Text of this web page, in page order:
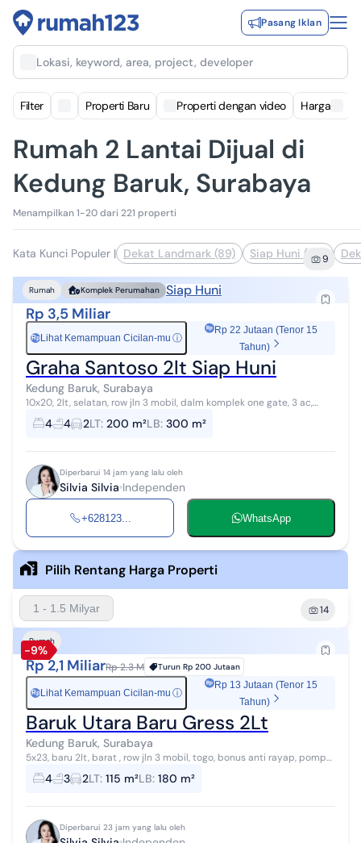
Pasang Iklan
Lokasi, keyword, area, project, developer
Filter Properti Baru Properti dengan video Harga
Rumah 2 Lantai Dijual di
Kedung Baruk, Surabaya
Menampilkan 1-20 dari 221 properti
Kata Kunci Populer | Dekat Landmark (89) Siap Huni (55)9
Rumah Komplek Perumahan Siap Huni
Rp 3,5 Miliar
Rp Lihat Kemampuan Cicilan-mu ⓘ
Rp 22 Jutaan (Tenor 15
Tahun)
Graha Santoso 2lt Siap Huni
Kedung Baruk, Surabaya
10x20, 2lt, selatan, row jln 3 mobil, dalm komplek one gate, 3 ac,
water heater, kitchen set
4 4 2LT: 200 m²LB: 300 m²
Diperbarui 14 jam yang lalu oleh
Silvia Silvia Independen
+628123... WhatsApp
Pilih Rentang Harga Properti
1 - 1.5 Milyar 14
-9%
Rumah
Rp 2,1 MiliarRp 2.3 M Turun Rp 200 Jutaan
Rp Lihat Kemampuan Cicilan-mu ⓘ
Rp 13 Jutaan (Tenor 15
Tahun)
Baruk Utara Baru Gress 2Lt
Kedung Baruk, Surabaya
5x23, baru 2lt, barat , row jln 3 mobil, togo, bonus anti rayap, pompa
2, tandon atas bawah hub 0812304xxxx
4 3 2LT: 115 m²LB: 180 m²
Diperbarui 23 jam yang lalu oleh